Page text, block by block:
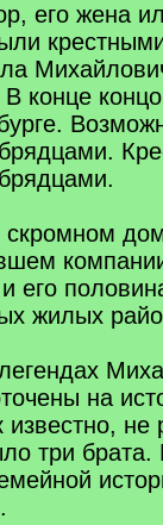
его жена
конце
его
жилых
на
известно, не
три брата.